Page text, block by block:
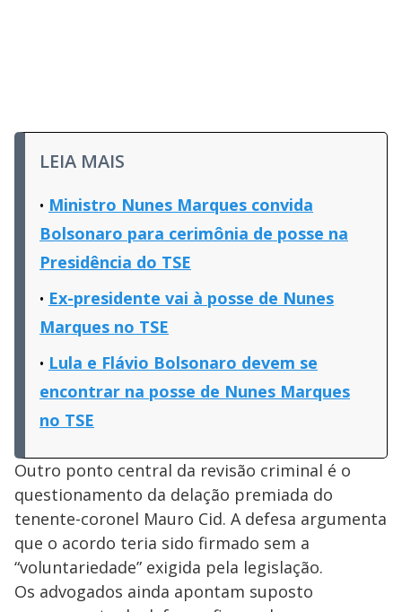
LEIA MAIS
Ministro Nunes Marques convida
Bolsonaro para cerimônia de posse na
Presidência do TSE
Ex-presidente vai à posse de Nunes
Marques no TSE
Lula e Flávio Bolsonaro devem se
encontrar na posse de Nunes Marques
no TSE
Outro ponto central da revisão criminal é o
questionamento da delação premiada do
tenente-coronel Mauro Cid. A defesa argumenta
que o acordo teria sido firmado sem a
“voluntariedade” exigida pela legislação.
Os advogados ainda apontam suposto